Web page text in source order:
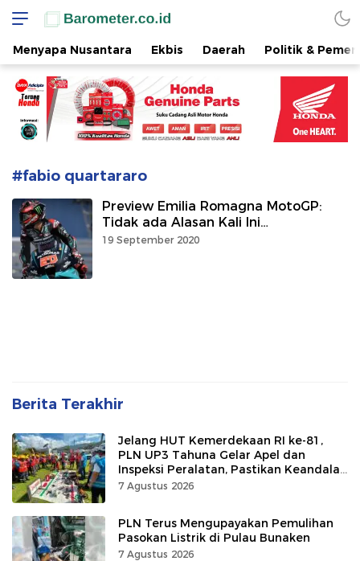
www.barometer.co.id
Berita Terkini di Sulawesi Utara
Menyapa Nusantara Ekbis Daerah Politik &
#fabio quartararo
Preview Emilia Romagna MotoGP:
Tidak ada Alasan Kali Ini…
19 September 2020
Berita Terakhir
Jelang HUT Kemerdekaan RI ke-81,
PLN UP3 Tahuna Gelar Apel dan
Inspeksi Peralatan, Pastikan Keandalan
Listrik
7 Agustus 2026
PLN Terus Mengupayakan Pemulihan
Pasokan Listrik di Pulau Bunaken
7 Agustus 2026